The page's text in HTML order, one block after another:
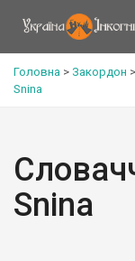
Головна > Закордон >
Snina
Snina